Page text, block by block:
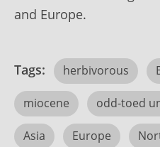
and Europe.
Tags: herbivorous
miocene odd-toed
Asia Europe